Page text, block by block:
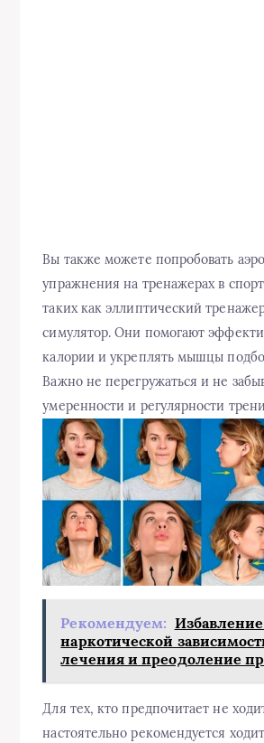
Вы также можете попробовать
упражнения на тренажерах в
таких как эллиптический
симулятор. Они помогают
калории и укреплять мышцы
Важно не перегружаться и не
умеренности и регулярности
Рекомендуем:
наркотической
лечения и преодоление
Для тех, кто предпочитает не
настоятельно рекомендуется